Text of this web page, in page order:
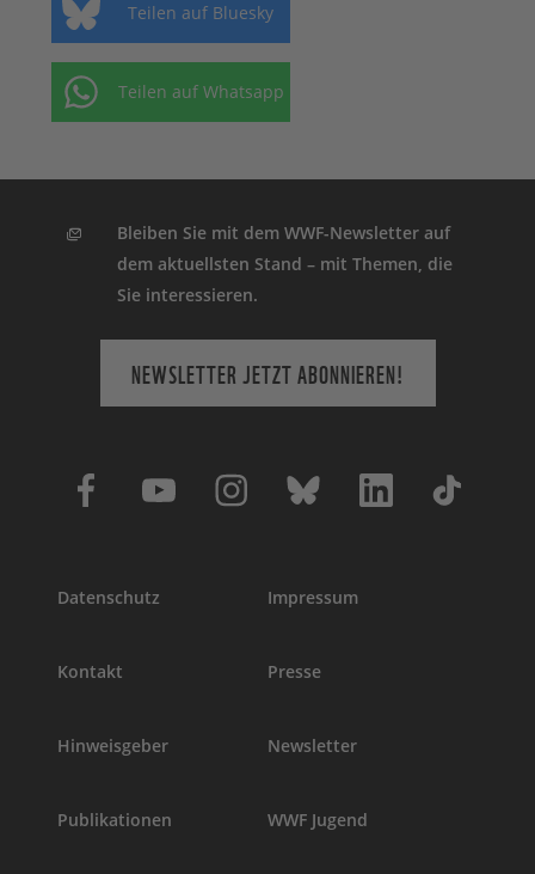
Teilen auf Bluesky
Teilen auf Whatsapp
Bleiben Sie mit dem WWF-Newsletter auf
dem aktuellsten Stand – mit Themen, die
Sie interessieren.
NEWSLETTER JETZT ABONNIEREN!
Datenschutz Impressum
Kontakt Presse
Hinweisgeber Newsletter
Publikationen WWF Jugend